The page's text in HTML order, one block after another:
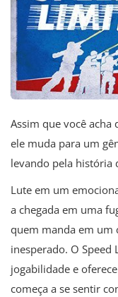
Assim que você
ele muda para um
levando pela história
Lute em um
a chegada em uma
quem manda em um
inesperado. O
jogabilidade e
começa a se sentir